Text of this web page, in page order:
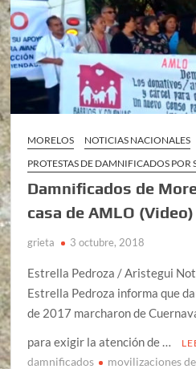
MORELOS
NOTICIAS NACIONALES
PROTESTAS DE DAMNIFICADOS POR
Damnificados de
casa de AMLO (Video)
grieta 3 octubre, 2018
Estrella Pedroza / Aristegui
Estrella Pedroza informa que
de 2017 marcharon de
para exigir la atención de …
damnificados movilizaciones